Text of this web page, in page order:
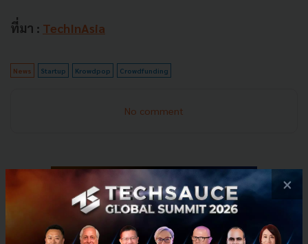
ที่มา : TechInAsia
News Startup Krowdpop Crowdfunding
No comment
×